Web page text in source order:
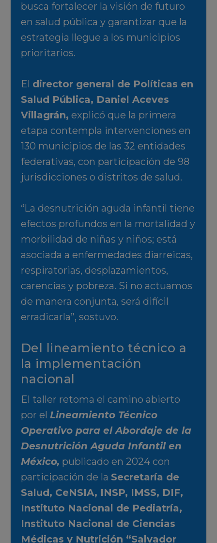
busca fortalecer la visión de futuro
en salud pública y garantizar que la
estrategia llegue a los municipios
prioritarios.
El director general de Políticas en
Salud Pública, Daniel Aceves
Villagrán, explicó que la primera
etapa contempla intervenciones en
130 municipios de las 32 entidades
federativas, con participación de 98
jurisdicciones o distritos de salud.
“La desnutrición aguda infantil tiene
efectos profundos en la mortalidad y
morbilidad de niñas y niños; está
asociada a enfermedades diarreicas,
respiratorias, desplazamientos,
carencias y pobreza. Si no actuamos
de manera conjunta, será difícil
erradicarla”, sostuvo.
Del lineamiento técnico a
la implementación
nacional
El taller retoma el camino abierto
por el Lineamiento Técnico
Operativo para el Abordaje de la
Desnutrición Aguda Infantil en
México, publicado en 2024 con
participación de la Secretaría de
Salud, CeNSIA, INSP, IMSS, DIF,
Instituto Nacional de Pediatría,
Instituto Nacional de Ciencias
Médicas y Nutrición “Salvador